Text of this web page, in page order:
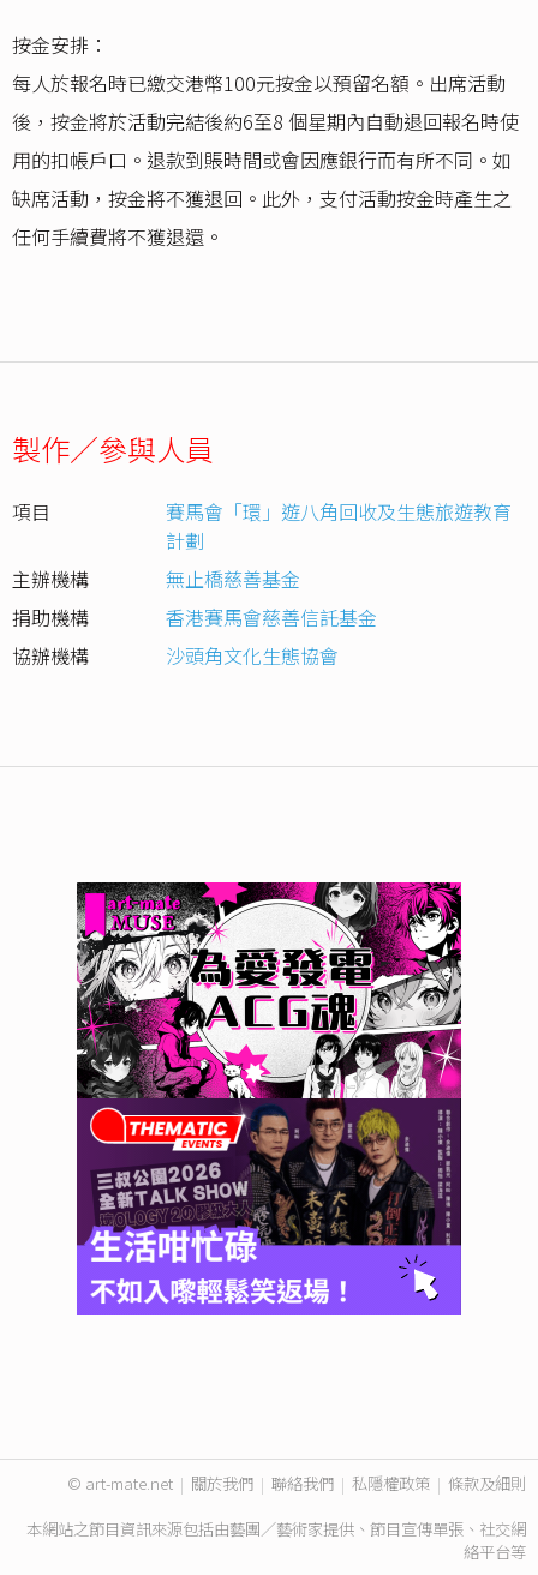
按金安排：
每人於報名時已繳交港幣100元按金以預留名額。出席活動
後，按金將於活動完結後約6至8 個星期內自動退回報名時使
用的扣帳戶口。退款到賬時間或會因應銀行而有所不同。如
缺席活動，按金將不獲退回。此外，支付活動按金時產生之
任何手續費將不獲退還。
製作／參與人員
項目
賽馬會「環」遊八角回收及生態旅遊教育
計劃
主辦機構
無止橋慈善基金
捐助機構
香港賽馬會慈善信託基金
協辦機構
沙頭角文化生態協會
© art-mate.net | 關於我們 | 聯絡我們 | 私隱權政策 | 條款及細則
本網站之節目資訊來源包括由藝團／藝術家提供、節目宣傳單張、社交網
絡平台等